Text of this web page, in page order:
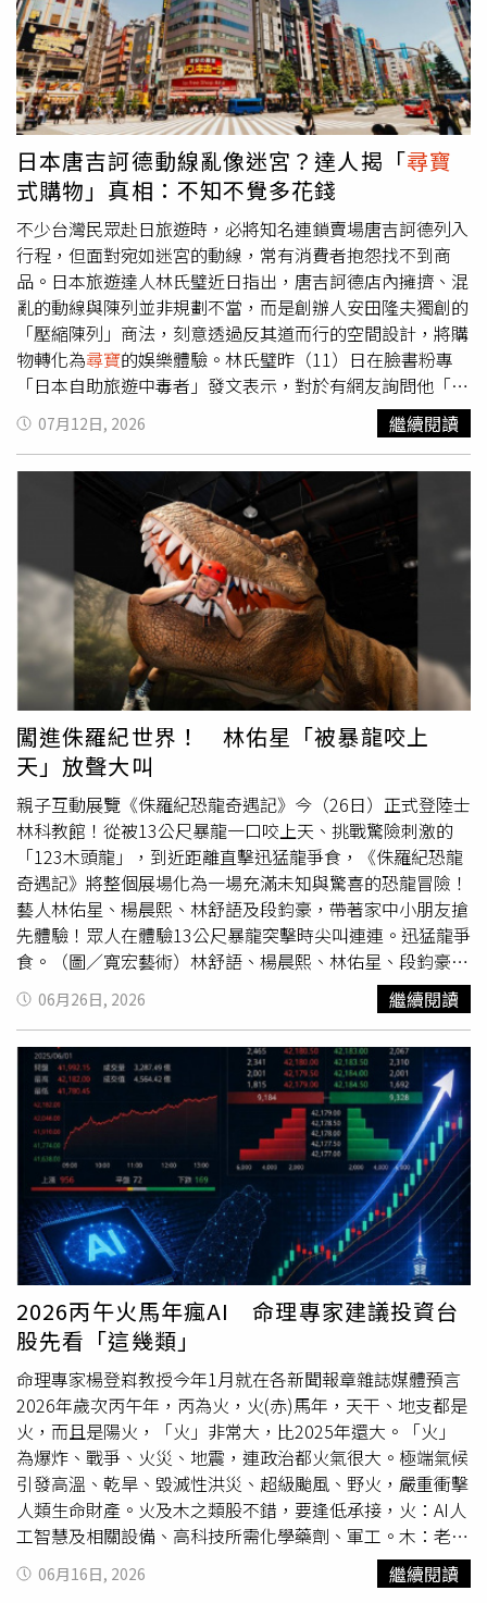
銷，避免信用卡透支。拉姆齊呼籲，唯有隨時警惕賣場的行
銷心理學，避免陷入衝動購物的循環，才能在享受批發優惠
的同時，真正守住自己的荷包與長遠的財務健康。
要求他把這些音響處理掉，沒想到自己第一次把收音機放上
臉書，就順利賣出50美元，讓他首度感受到靠轉賣賺錢的成
就感，也因此開始接觸創業。隨著頻繁出入垃圾場，柯克逐
漸認識不少從事垃圾清運工作的業者，並開始替他們打工。
工作一段時間後，他發現自己幾乎已能獨立完成整個搬運流
程，心想既然如此，不如自行創業提供同樣服務。2021
年，他找來平時兼職劈柴賺零用錢的弟弟雅各一起投入創
業，兄弟倆把多年存下的積蓄全數投入，買下一輛價值
4000美元的福特皮卡，正式成立垃圾清運公司。第一筆生
意是替客戶搬運一張沙發，15分鐘便賺進100美元，也讓兩
人對未來更有信心。創業初期，兄弟倆主要透過親友介紹、
社區平台Nextdoor以及臉書地方社團尋找客戶。不過，由
於設備有限，他們曾接下一間大型房屋清運案件，足足花了
9天才完成，還得另外租借貨車與大型垃圾箱協助搬運。兩
人回憶，當時皮卡後斗經常堆滿家具，沙發甚至高出車頂，
只能用繩索勉強固定，一路跌跌撞撞累積經驗。為了提升專
業能力，兄弟倆不僅靠實戰摸索，也主動向其他清運公司請
教估價、裝載技巧與收費方式，逐漸學會如何有效分類、拆
解及堆疊各種大型家具與廢棄物，提升工作效率。事業真正
迎來轉機是在2022年初。兄弟倆將創業所得幾乎全數投
入，以超過8萬美元購入第一輛傾卸卡車。新車載運量約為
皮卡的8倍，不僅大幅減少往返垃圾場的次數，也讓公司能
承接更多大型案件，並開始聘請員工協助作業。報導指出，
Junk Teens於2022年營收突破20萬美元；2023年再添購第
二輛傾卸卡車，並租下倉庫存放可捐贈、轉售或回收再利用
的物品，全年營收逼近百萬美元。到了2025年，公司營收
已達300萬美元，預估2026年可望突破500萬美元。目前
Junk Teens已從麻州諾伍德拓展至科德角、北岸及羅德
島，擁有約25名員工及7輛傾卸卡車。兄弟倆表示，希望未
來能將服務拓展至全美各地。除了事業持續成長，兩人也積
極經營社群媒體，目前各平台累積超過50萬名粉絲，不僅提
升品牌知名度，也成為招募年輕員工的重要管道。回顧創業
歷程，柯克認為，許多人遲遲無法踏出第一步，是因為總想
等到最完美的創業點子、資金與計畫，但他們的成功，其實
只是從賣出第一件二手商品、買下第一輛皮卡、完成第一份
工作開始，再透過持續投資、穩健成長，一步步建立起今天
的事業版圖。他也鼓勵有志創業的年輕人，不必急著追求一
步登天，只要持續完成每一個小目標，時間終將累積出驚人
的成果。
日本唐吉訶德動線亂像迷宮？達人揭「尋寶
式購物」真相：不知不覺多花錢
不少台灣民眾赴日旅遊時，必將知名連鎖賣場唐吉訶德列入
行程，但面對宛如迷宮的動線，常有消費者抱怨找不到商
品。日本旅遊達人林氏璧近日指出，唐吉訶德店內擁擠、混
亂的動線與陳列並非規劃不當，而是創辦人安田隆夫獨創的
「壓縮陳列」商法，刻意透過反其道而行的空間設計，將購
物轉化為尋寶的娛樂體驗。林氏璧昨（11）日在臉書粉專
「日本自助旅遊中毒者」發文表示，對於有網友詢問他「日
本唐吉訶德必買什麼？」他反而精闢點出最常見的問題，
「唐吉訶德的問題是，即使你知道要買什麼，也有可能找不
到......」；對此，林氏璧強調他沒有開玩笑，並解釋這是該
品牌創辦人安田隆夫發明的「壓縮陳列」。這項獨特策略源
自安田隆夫29歲時經營的特價店「泥棒市場」，當時因店面
僅18坪，只能將貨品一路堆疊至天花板，並貼滿手寫海報，
不料這種雜亂空間反而激發顧客翻箱倒櫃的挖寶樂趣，成為
唐吉訶德的原型。安田隆夫更因此打破傳統零售業「好找、
好拿、一目瞭然」的鐵則，制定了「難找、難拿、難看見」
的「三難原則」，藉此帶給消費者強烈的驚喜與成就感。林
氏璧說明，安田隆夫這種策略能有效創造衝動購物並延長顧
客滯留時間，由於窄小的走道與頂天立地的商品讓人在店內
迷失方向，消費者在 尋寶
過程中，往往會路過原本不在清單
上的零食、藥妝或電器，進而不自覺延長逛街時間。在零售
心理學中，顧客滯留時間越長，客單價就越高，加上店內充
滿「數量限定」、「便宜到爆」等充滿祭典感的手繪海報吸
引，更容易讓人產生不買可惜的心理。不過，對於時間有
限、想一次買齊商品的旅客來說，這種迷宮式設計確實較不
友善。林氏璧指出，部分唐吉訶德分店已將受觀光客歡迎的
熱銷商品集中設在一樓以方便選購；若民眾不喜歡過於狹窄
的空間，建議可選擇前往東京都內面積最大的成增店、或大
阪新世界店等「MEGA Donki」大型旗艦店，享受相對寬敞
的購物體驗。
07月12日, 2026 繼續閱讀
闖進侏羅紀世界！ 林佑星「被暴龍咬上
天」放聲大叫
親子互動展覽《侏羅紀恐龍奇遇記》今（26日）正式登陸士
林科教館！從被13公尺暴龍一口咬上天、挑戰驚險刺激的
「123木頭龍」，到近距離直擊迅猛龍爭食，《侏羅紀恐龍
奇遇記》將整個展場化為一場充滿未知與驚喜的恐龍冒險！
藝人林佑星、楊晨熙、林舒語及段鈞豪，帶著家中小朋友搶
先體驗！眾人在體驗13公尺暴龍突擊時尖叫連連。迅猛龍爭
食。（圖／寬宏藝術）林舒語、楊晨熙、林佑星、段鈞豪帶
著孩子體驗《侏羅紀恐龍奇遇記》展。（圖／寬宏藝術）
《侏羅紀恐龍奇遇記》最受大小朋友喜愛的體驗，莫過於
「13公尺暴龍突擊」當暴龍逼近眼前，張開巨口朝觀眾襲來
時，強烈的壓迫感令人瞬間腎上腺素飆升，還能親身體驗被
暴龍一口咬住、騰空而起的震撼感受。林佑星笑說，自己原
本是陪孩子來玩，結果被暴龍咬上天嚇到放聲大叫；林舒語
大讚展覽充滿互動驚喜，大人小孩都能玩得很投入；段鈞豪
更直呼：「暴龍站在眼前真的太震撼了，完全像電影裡的場
景！」除了最受矚目的暴龍體驗區外，《侏羅紀恐龍奇遇
記》還集結多項大型互動，觀眾可以在「123木頭龍」中與
暴龍展開緊張刺激的無聲對決，挑戰膽量與反應力；「迅猛
龍爭食秀」則讓觀眾近距離直擊迅猛龍爭奪地盤的激烈場
面。展覽同時規劃「浪漫星空
尋寶」、「喚醒恐龍博物館」
與「療癒的恐龍餵食秀」等沉浸式場景，從星空恐龍、甦醒
的史前化石，到與高聳腕龍近距離餵食互動，打造兼具刺激
與療癒感的史前冒險體驗。現場更推出超人氣「變身恐龍」
裝置，觀眾可以進入恐龍胚胎，透過演化模擬科技，看看自
己會孵化成什麼樣的恐龍，留下獨一無二的侏羅紀打卡照
片。《侏羅紀恐龍奇遇記》展期自2026/6/26 (五) 至
2026/10/11 (日)，購票請洽寬宏售票。
06月26日, 2026 繼續閱讀
2026丙午火馬年瘋AI 命理專家建議投資台
股先看「這幾類」
命理專家楊登嵙教授今年1月就在各新聞報章雜誌媒體預言
2026年歲次丙午年，丙為火，火(赤)馬年，天干、地支都是
火，而且是陽火，「火」非常大，比2025年還大。「火」
為爆炸、戰爭、火災、地震，連政治都火氣很大。極端氣候
引發高溫、乾旱、毀滅性洪災、超級颱風、野火，嚴重衝擊
人類生命財產。火及木之類股不錯，要逢低承接，火：AI人
工智慧及相關設備、高科技所需化學藥劑、軍工。木：老人
疾病、慢性病及癌症等生技藥品、醫學手術相關生技、綠
能、儲電、ESG節能減碳。人工智慧（AI）五行屬「火」，
06月16日, 2026 繼續閱讀